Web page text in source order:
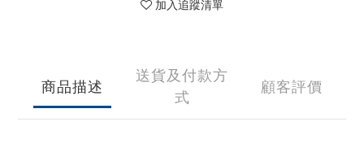
加入追蹤清單
商品描述
送貨及付款方
式
顧客評價